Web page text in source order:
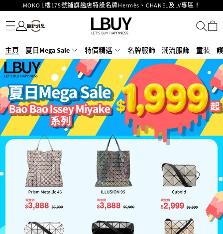
重要通告：銀行轉帳及轉數快付款注意事項
購物滿HKD500即享免運費！
LBuy獲香港知識產權署頒發2026《正版正貨承諾》商標
Goyard Hobo / Hobo Mini人氣限量特別版限時原價低至75折!
LBuy呈獻 - Hermès 及 Chanel 手袋及首飾原價低至6折，立即入手!
LBuy Nintendo Switch / Nintendo Switch 2 正規商品零售店登陸MOKO 4樓
426號舖！
MOKO 1樓175號鋪旗艦店特設名牌Hermès、CHANEL及LV專區！
名牌服飾
潮流服飾
童裝
護膚美妝
香水香薰
個人護理
母嬰護理
遊戲及精品玩具
文儀用品
家居生活
電子產品
美食
醫藥保健
運動與戶外用品
主頁 夏日Mega Sale 特價精選 名牌服飾 潮流服飾 童裝